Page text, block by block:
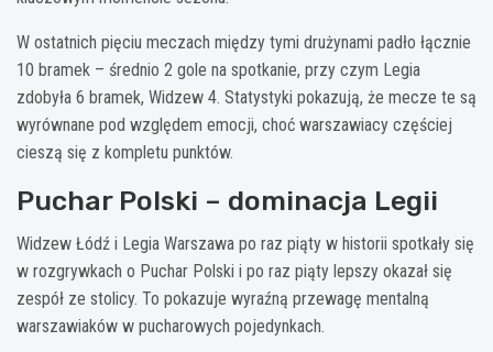
W ostatnich pięciu meczach między tymi drużynami padło łącznie
10 bramek – średnio 2 gole na spotkanie, przy czym Legia
zdobyła 6 bramek, Widzew 4. Statystyki pokazują, że mecze te są
wyrównane pod względem emocji, choć warszawiacy częściej
cieszą się z kompletu punktów.
Puchar Polski – dominacja Legii
Widzew Łódź i Legia Warszawa po raz piąty w historii spotkały się
w rozgrywkach o Puchar Polski i po raz piąty lepszy okazał się
zespół ze stolicy. To pokazuje wyraźną przewagę mentalną
warszawiaków w pucharowych pojedynkach.